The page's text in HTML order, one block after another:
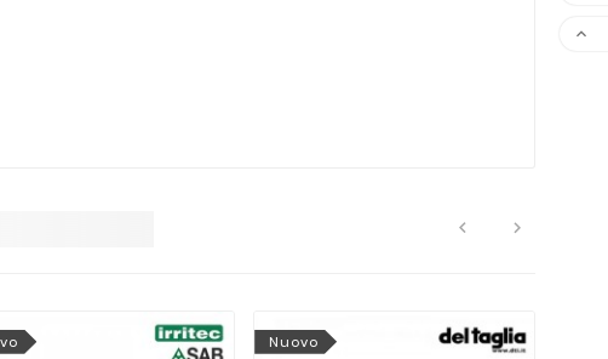
 
Nuovo
